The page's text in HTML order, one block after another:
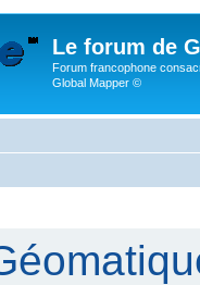
Le forum de
Forum francophone
Global Mapper ©